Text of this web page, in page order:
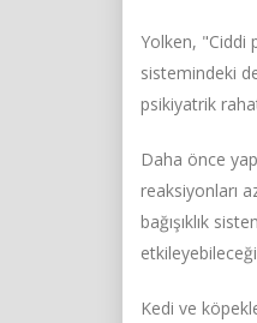
Yolken, "Ciddi
sistemindeki
psikiyatrik
Daha önce
reaksiyonları
bağışıklık
Kedi ve